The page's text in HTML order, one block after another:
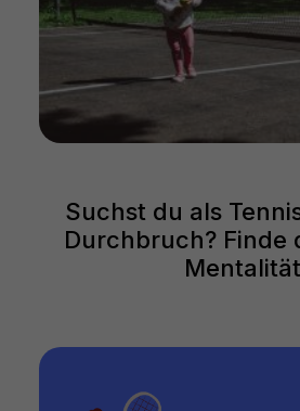
Suchst du als
Durchbruch? Finde
Mentalität